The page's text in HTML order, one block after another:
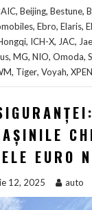
, Beijing, Bestune,
, Ebro, Elaris,
, ICH-X, JAC,
, MG, NIO, Omoda,
, Tiger, Voyah,
EURO
12, 2025 auto